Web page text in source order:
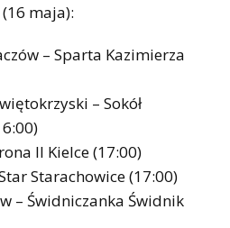
maja):
– Sparta Kazimierza
– Sokół
II Kielce (17:00)
Starachowice (17:00)
– Świdniczanka Świdnik